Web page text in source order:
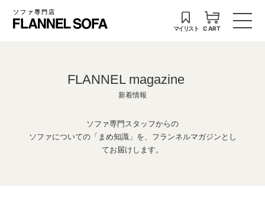
ソファ専門店
マイリスト CART
FLANNEL magazine
新着情報
ソファ専門スタッフからの
ソファについての「まめ知識」を、フランネルマガジンとし
てお届けします。